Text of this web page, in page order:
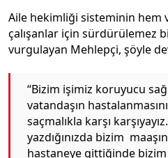
Aile hekimliği sisteminin hem
çalışanlar için sürdürülemez
vurgulayan Mehlepçi, şöyle
“Bizim işimiz koruyucu
vatandaşın
saçmalıkla karşı
yazdığınızda bizim
hastaneye gittiğinde bizim